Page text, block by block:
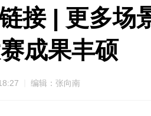
接 | 更多场
成果丰硕
编辑：张向南